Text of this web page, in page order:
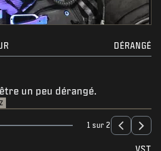
DÉRANGÉ
un peu dérangé.
1 sur 2
VST